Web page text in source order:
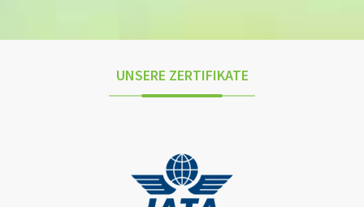
UNSERE ZERTIFIKATE